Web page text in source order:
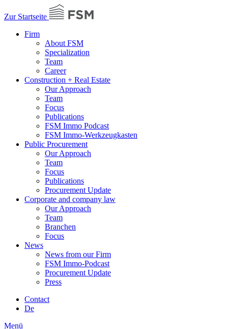
Zur Startseite
Firm
About FSM
Specialization
Team
Career
Construction + Real Estate
Our Approach
Team
Focus
Publications
FSM Immo Podcast
FSM Immo-Werkzeugkasten
Public Procurement
Our Approach
Team
Focus
Publications
Procurement Update
Corporate and company law
Our Approach
Team
Branchen
Focus
News
News from our Firm
FSM Immo-Podcast
Procurement Update
Press
Contact
De
Menü